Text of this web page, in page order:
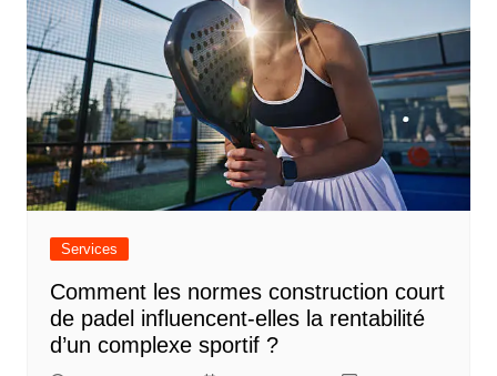
Services
Comment les normes construction court
de padel influencent-elles la rentabilité
d’un complexe sportif ?